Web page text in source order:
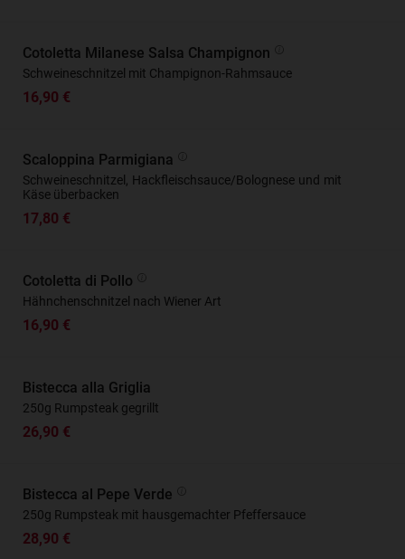
Cotoletta Milanese Salsa Champignon
Schweineschnitzel mit Champignon-Rahmsauce
16,90 €
Scaloppina Parmigiana
Schweineschnitzel, Hackfleischsauce/Bolognese und mit
Käse überbacken
17,80 €
Cotoletta di Pollo
Hähnchenschnitzel nach Wiener Art
16,90 €
Bistecca alla Griglia
250g Rumpsteak gegrillt
26,90 €
Bistecca al Pepe Verde
250g Rumpsteak mit hausgemachter Pfeffersauce
28,90 €